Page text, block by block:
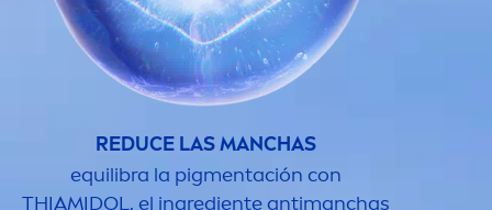
REDUCE LAS MANCHAS
equilibra la pigmentación con
THIAMIDOL, el ingrediente antimanchas